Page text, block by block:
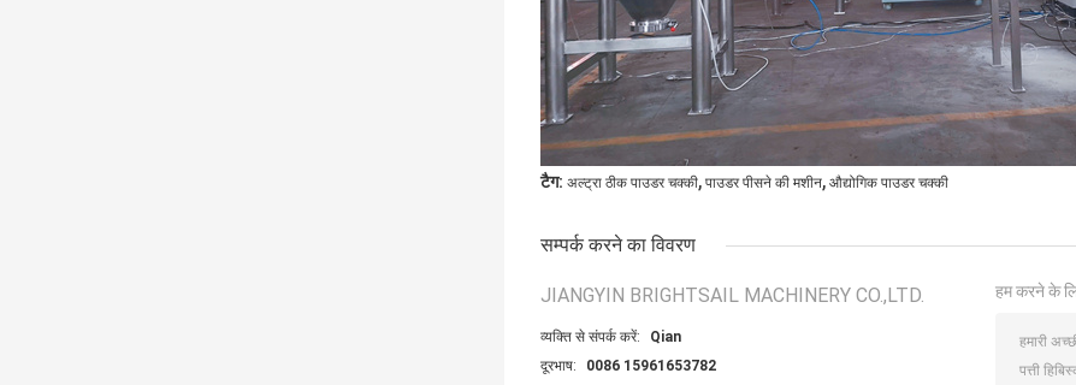
टैग: अल्ट्रा ठीक पाउडर चक्की, पाउडर पीसने की मशीन, औद्योगिक पाउडर चक्की
सम्पर्क करने का विवरण
JIANGYIN BRIGHTSAIL MACHINERY CO.,LTD.
व्यक्ति से संपर्क करें:
Qian
दूरभाष:
0086 15961653782
हम करने के